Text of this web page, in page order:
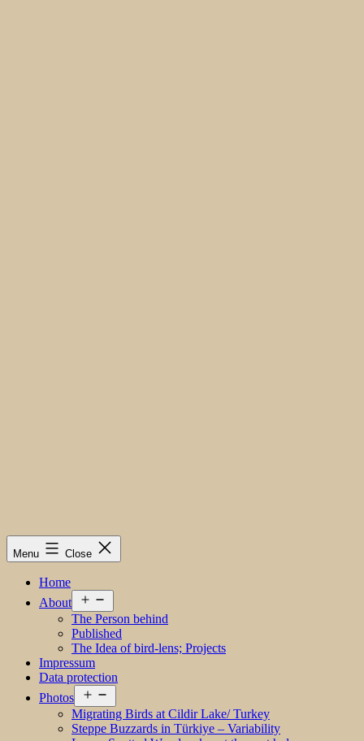
Menu Close
Home
About
menu
The Person behind
Published
The Idea of bird-lens; Projects
Impressum
Data protection
Photos
menu
Migrating Birds at Cildir Lake/ Turkey
Steppe Buzzards in Türkiye – Variability